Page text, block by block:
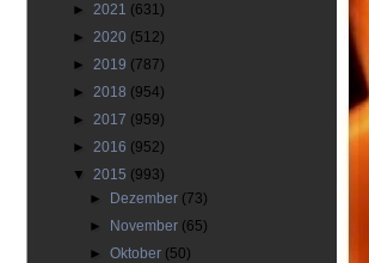
► 2021 (631)
► 2020 (512)
► 2019 (787)
► 2018 (954)
► 2017 (959)
► 2016 (952)
▼ 2015 (993)
►
Dezember (73)
►
November (65)
►Oktober (50)